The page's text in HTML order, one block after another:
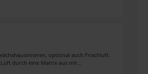
optional auch Frischluft.
durch eine Matrix aus mit ..